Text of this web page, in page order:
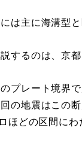
には主に海溝型
するのは、京都
のプレート境界
の地震はこの
ほどの区間にわ